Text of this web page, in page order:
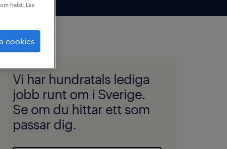
Vi har hundratals lediga
jobb runt om i Sverige.
Se om du hittar ett som
passar dig.
helst. Läs
cookies